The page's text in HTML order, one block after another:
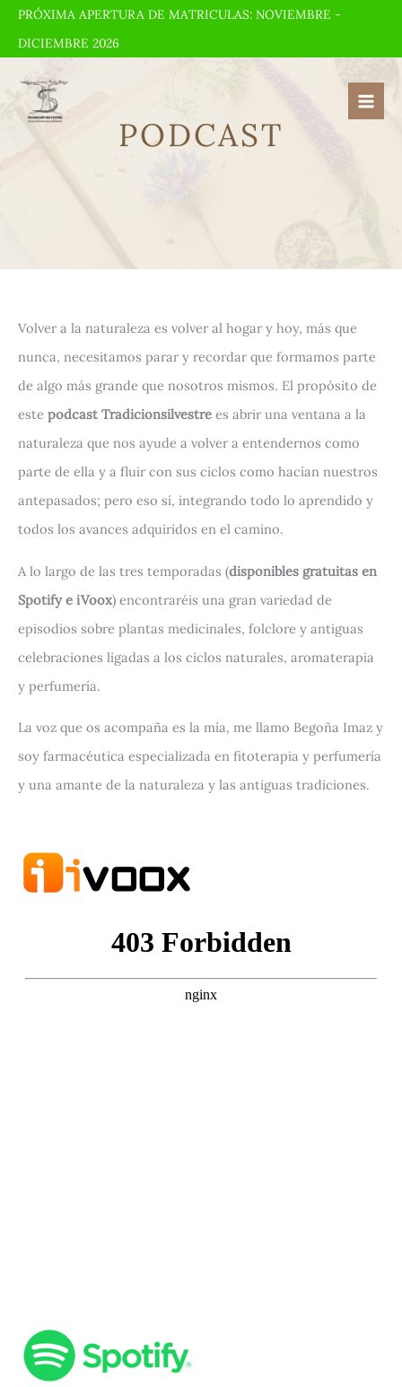
PRÓXIMA APERTURA DE MATRICULAS: NOVIEMBRE -
DICIEMBRE 2026
PODCAST
Volver a la naturaleza es volver al hogar y hoy, más que
nunca, necesitamos parar y recordar que formamos parte
de algo más grande que nosotros mismos. El propósito de
este podcast Tradicionsilvestre es abrir una ventana a la
naturaleza que nos ayude a volver a entendernos como
parte de ella y a fluir con sus ciclos como hacían nuestros
antepasados; pero eso sí, integrando todo lo aprendido y
todos los avances adquiridos en el camino.
A lo largo de las tres temporadas (disponibles gratuitas en
Spotify e iVoox) encontraréis una gran variedad de
episodios sobre plantas medicinales, folclore y antiguas
celebraciones ligadas a los ciclos naturales, aromaterapia
y perfumería.
La voz que os acompaña es la mía, me llamo Begoña Imaz y
soy farmacéutica especializada en fitoterapia y perfumería
y una amante de la naturaleza y las antiguas tradiciones.